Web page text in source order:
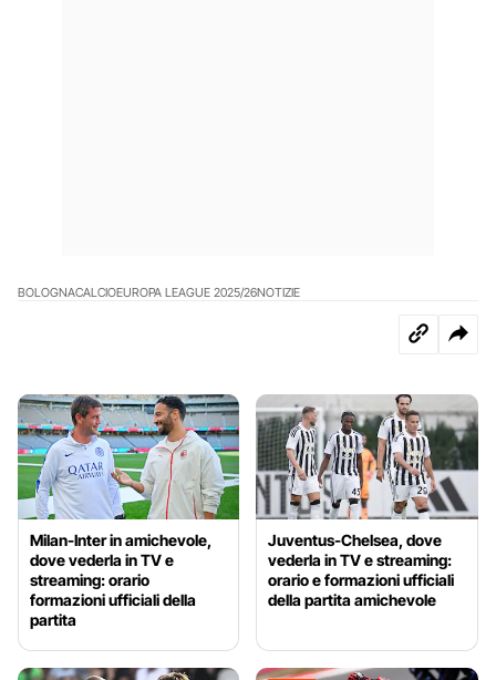
BOLOGNACALCIOEUROPA LEAGUE 2025/26NOTIZIE
Milan-Inter in amichevole,
dove vederla in TV e
streaming: orario
formazioni ufficiali della
partita
Juventus-Chelsea, dove
vederla in TV e streaming:
orario e formazioni ufficiali
della partita amichevole